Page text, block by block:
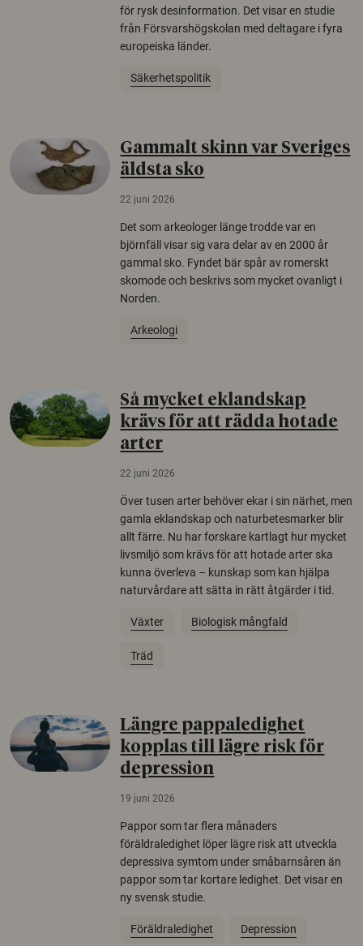
för rysk desinformation. Det visar en studie
från Försvarshögskolan med deltagare i fyra
europeiska länder.
Säkerhetspolitik
Gammalt skinn var Sveriges
äldsta sko
22 juni 2026
Det som arkeologer länge trodde var en
björnfäll visar sig vara delar av en 2000 år
gammal sko. Fyndet bär spår av romerskt
skomode och beskrivs som mycket ovanligt i
Norden.
Arkeologi
Så mycket eklandskap
krävs för att rädda hotade
arter
22 juni 2026
Över tusen arter behöver ekar i sin närhet, men
gamla eklandskap och naturbetesmarker blir
allt färre. Nu har forskare kartlagt hur mycket
livsmiljö som krävs för att hotade arter ska
kunna överleva – kunskap som kan hjälpa
naturvårdare att sätta in rätt åtgärder i tid.
Växter Biologisk mångfald
Träd
Längre pappaledighet
kopplas till lägre risk för
depression
19 juni 2026
Pappor som tar flera månaders
föräldraledighet löper lägre risk att utveckla
depressiva symtom under småbarnsåren än
pappor som tar kortare ledighet. Det visar en
ny svensk studie.
Föräldraledighet Depression